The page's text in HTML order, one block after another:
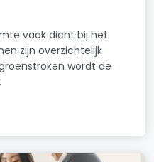
vaak dicht bij het
zijn overzichtelijk
wordt de